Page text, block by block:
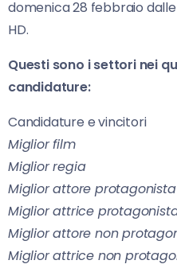
domenica 28 febbraio
HD.
Questi sono i settori nei
candidature:
Candidature e vincitori
Miglior film
Miglior regia
Miglior attore protagonista
Miglior attrice
Miglior attore non
Miglior attrice non